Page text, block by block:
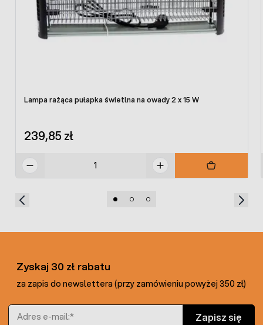
Lampa rażąca pułapka świetlna na owady 2 x 15 W
239,85 zł
Zyskaj 30 zł rabatu
za zapis do newslettera (przy zamówieniu powyżej 350 zł)
Adres e-mail
Zapisz się